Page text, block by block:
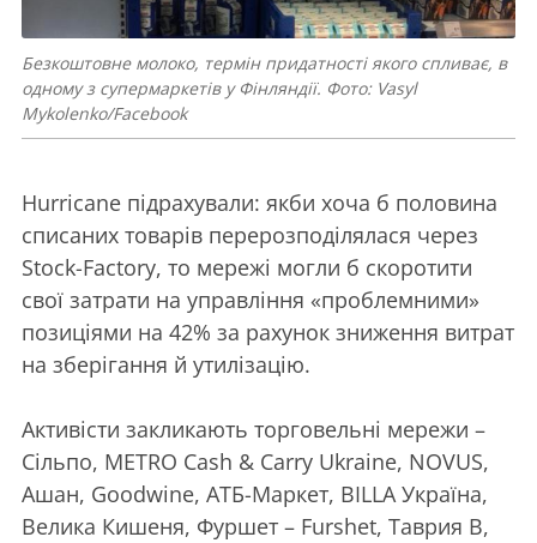
Безкоштовне молоко, термін придатності якого спливає, в
одному з супермаркетів у Фінляндії. Фото: Vasyl
Mykolenko/Facebook
Hurricane підрахували: якби хоча б половина
списаних товарів перерозподілялася через
Stock-Factory, то мережі могли б скоротити
свої затрати на управління «проблемними»
позиціями на 42% за рахунок зниження витрат
на зберігання й утилізацію.
Активісти закликають торговельні мережи –
Сільпо, METRO Cash & Carry Ukraine, NOVUS,
Ашан, Goodwine, АТБ-Маркет, BILLA Україна,
Велика Кишеня, Фуршет – Furshet, Таврия В,